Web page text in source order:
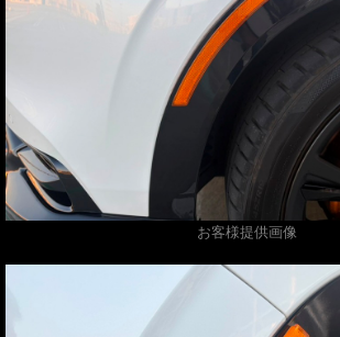
お客様提供画像